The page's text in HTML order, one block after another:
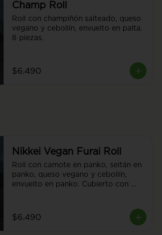
Champ Roll
Roll con champiñón salteado, queso
vegano y cebollín, envuelto en palta.
8 piezas.
$6.490
Nikkei Vegan Furai Roll
Roll con camote en panko, seitán en
panko, queso vegano y cebollín,
envuelto en panko. Cubierto con
$6.490